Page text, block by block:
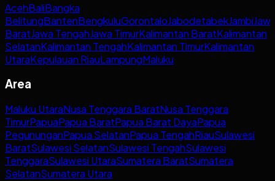
AcehBaliBangka
BelitungBantenBengkuluGorontaloJabodetabekJambi
BaratJawa TengahJawa TimurKalimantan BaratKalimantan
SelatanKalimantan TengahKalimantan TimurKalimantan
UtaraKepulauan RiauLampungMaluku
Area
Maluku UtaraNusa Tenggara BaratNusa Tenggara
TimurPapuaPapua BaratPapua Barat DayaPapua
PegununganPapua SelatanPapua TengahRiauSulawesi
BaratSulawesi SelatanSulawesi TengahSulawesi
TenggaraSulawesi UtaraSumatera BaratSumatera
SelatanSumatera Utara